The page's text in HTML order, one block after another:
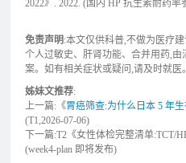
2022》. 2022. (国内 HP 抗生素耐药
免责声明:本文仅供科普,不做为医疗
个人过敏史、肝肾功能、合并用药,
案。如有相关症状或疑问,请及时就医
姊妹文推荐:
上一篇:《胃癌筛查:为什么日本 5 年
(T1,2026-07-06)
下一篇:T2《女性体检完整清单:TCT/
(week4-plan 即将发布)